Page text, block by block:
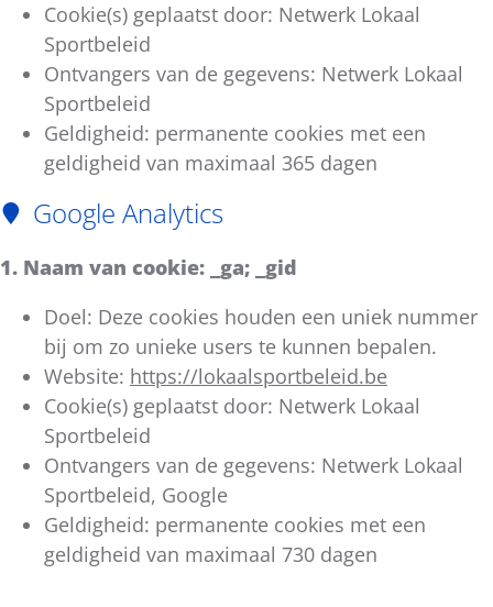
Cookie(s) geplaatst door: Netwerk Lokaal
Sportbeleid
Ontvangers van de gegevens: Netwerk Lokaal
Sportbeleid
Geldigheid: permanente cookies met een
geldigheid van maximaal 365 dagen
Google Analytics
1. Naam van cookie: _ga; _gid
Doel: Deze cookies houden een uniek nummer
bij om zo unieke users te kunnen bepalen.
Website: https://lokaalsportbeleid.be
Cookie(s) geplaatst door: Netwerk Lokaal
Sportbeleid
Ontvangers van de gegevens: Netwerk Lokaal
Sportbeleid, Google
Geldigheid: permanente cookies met een
geldigheid van maximaal 730 dagen